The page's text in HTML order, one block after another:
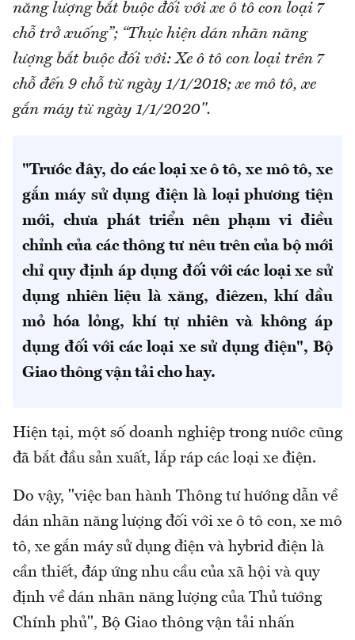
năng lượng bắt buộc đối với xe ô tô con loại 7
chỗ trở xuống”; “Thực hiện dán nhãn năng
lượng bắt buộc đối với: Xe ô tô con loại trên 7
chỗ đến 9 chỗ từ ngày 1/1/2018; xe mô tô, xe
gắn máy từ ngày 1/1/2020".
"Trước đây, do các loại xe ô tô, xe mô tô, xe
gắn máy sử dụng điện là loại phương tiện
mới, chưa phát triển nên phạm vi điều
chỉnh của các thông tư nêu trên của bộ mới
chỉ quy định áp dụng đối với các loại xe sử
dụng nhiên liệu là xăng, điêzen, khí dầu
mỏ hóa lỏng, khí tự nhiên và không áp
dụng đối với các loại xe sử dụng điện", Bộ
Giao thông vận tải cho hay.
Hiện tại, một số doanh nghiệp trong nước cũng
đã bắt đầu sản xuất, lắp ráp các loại xe điện.
Do vậy, "việc ban hành Thông tư hướng dẫn về
dán nhãn năng lượng đối với xe ô tô con, xe mô
tô, xe gắn máy sử dụng điện và hybrid điện là
cần thiết, đáp ứng nhu cầu của xã hội và quy
định về dán nhãn năng lượng của Thủ tướng
Chính phủ", Bộ Giao thông vận tải nhấn